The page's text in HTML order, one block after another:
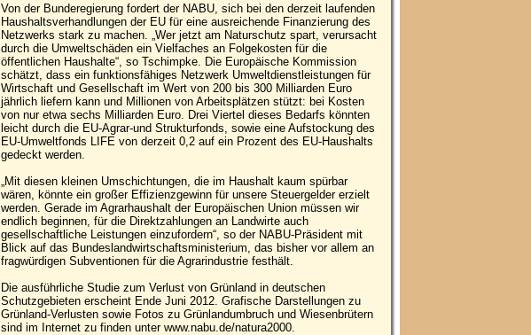
Von der Bunderegierung fordert der NABU, sich bei den derzeit laufenden
Haushaltsverhandlungen der EU für eine ausreichende Finanzierung des
Netzwerks stark zu machen. „Wer jetzt am Naturschutz spart, verursacht
durch die Umweltschäden ein Vielfaches an Folgekosten für die
öffentlichen Haushalte“, so Tschimpke. Die Europäische Kommission
schätzt, dass ein funktionsfähiges Netzwerk Umweltdienstleistungen für
Wirtschaft und Gesellschaft im Wert von 200 bis 300 Milliarden Euro
jährlich liefern kann und Millionen von Arbeitsplätzen stützt: bei Kosten
von nur etwa sechs Milliarden Euro. Drei Viertel dieses Bedarfs könnten
leicht durch die EU-Agrar-und Strukturfonds, sowie eine Aufstockung des
EU-Umweltfonds LIFE von derzeit 0,2 auf ein Prozent des EU-Haushalts
gedeckt werden.
„Mit diesen kleinen Umschichtungen, die im Haushalt kaum spürbar
wären, könnte ein großer Effizienzgewinn für unsere Steuergelder erzielt
werden. Gerade im Agrarhaushalt der Europäischen Union müssen wir
endlich beginnen, für die Direktzahlungen an Landwirte auch
gesellschaftliche Leistungen einzufordern“, so der NABU-Präsident mit
Blick auf das Bundeslandwirtschaftsministerium, das bisher vor allem an
fragwürdigen Subventionen für die Agrarindustrie festhält.
Die ausführliche Studie zum Verlust von Grünland in deutschen
Schutzgebieten erscheint Ende Juni 2012. Grafische Darstellungen zu
Grünland-Verlusten sowie Fotos zu Grünlandumbruch und Wiesenbrütern
sind im Internet zu finden unter www.nabu.de/natura2000.